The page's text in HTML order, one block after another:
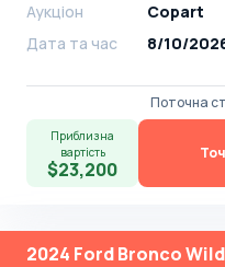
Аукціон
Copart
Дата та час
8/10/
Поточна
Приблизна
вартість
$23,200
2024 Ford Bronco